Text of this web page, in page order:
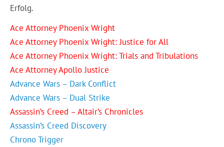
Erfolg.
Ace Attorney Phoenix Wright
Ace Attorney Phoenix Wright: Justice for All
Ace Attorney Phoenix Wright: Trials and Tribulations
Ace Attorney Apollo Justice
Advance Wars – Dark Conflict
Advance Wars – Dual Strike
Assassin’s Creed – Altair’s Chronicles
Assassin’s Creed Discovery
Chrono Trigger